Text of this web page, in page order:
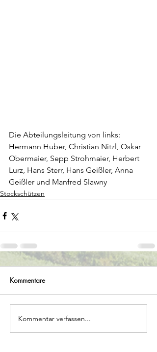
Die Abteilungsleitung von links:
Hermann Huber, Christian Nitzl, Oskar
Obermaier, Sepp Strohmaier, Herbert
Lurz, Hans Sterr, Hans Geißler, Anna
Geißler und Manfred Slawny
Stockschützen
Kommentare
Kommentar verfassen...